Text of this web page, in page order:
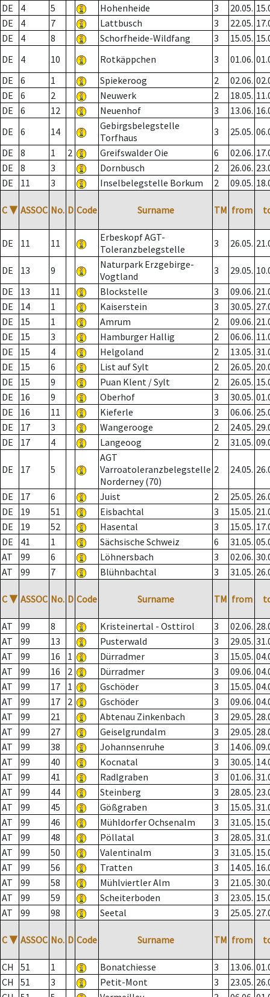
DE
4 5 Hohenheide 3 20.05.
DE
4 7 Lattbusch 3 22.05.
DE
4 8 Schorfheide-Wildfang 3 15.05.
DE
4 10 Rotkäppchen 3 01.06.
DE
6 1 Spiekeroog 2 02.06.
DE
6 2 Neuwerk 2 18.05.
DE
6 12 Neuenhof 3 13.06.
DE
6 14
Gebirgsbelegstelle
Torfhaus
3 25.05.
DE
8 1 2 Greifswalder Oie 6 02.06.
DE
8 3 Dornbusch 2 26.06.
DE
11 3 Inselbelegstelle Borkum 2 09.05.
C ▼ ASSOC No. D Code Surname TM from
DE 11 11
Erbeskopf AGT-
Toleranzbelegstelle
3 26.05.
DE 13 9
Naturpark Erzgebirge-
Vogtland
3 29.05.
DE
13 11 Blockstelle 3 09.06.
DE
14 1 Kaiserstein 3 30.05.
DE
15 1 Amrum 2 09.06.
DE
15 3 Hamburger Hallig 2 06.06.
DE
15 4 Helgoland 2 13.05.
DE
15 6 List auf Sylt 2 26.05.
DE
15 9 Puan Klent / Sylt 2 26.05.
DE
16 9 Oberhof 3 30.05.
DE
16 11 Kieferle 3 06.06.
DE
17 3 Wangerooge 2 24.05.
DE
17 4 Langeoog 2 31.05.
DE 17 5
AGT
Varroatoleranzbelegstelle
Norderney (70)
2 24.05.
DE 17 6 Juist 2 25.05.
DE
19 51 Eisbachtal 3 15.05.
DE
19 52 Hasental 3 15.05.
DE
41 1 Sächsische Schweiz 6 31.05.
AT
99 6 Löhnersbach 3 02.06.
AT
99 7 Blühnbachtal 3 31.05.
C ▼ ASSOC No. D Code Surname TM from
AT 99 8 Kristeinertal - Osttirol 3 02.06.
AT
99 13 Pusterwald 3 29.05.
AT
99 16 1 Dürradmer 3 15.05.
AT
99 16 2 Dürradmer 3 09.06.
AT
99 17 1 Gschöder 3 15.05.
AT
99 17 2 Gschöder 3 09.06.
AT
99 21 Abtenau Zinkenbach 3 29.05.
AT
99 27 Geiselgrundalm 3 29.05.
AT
99 38 Johannsenruhe 3 14.06.
AT
99 40 Kocnatal 3 30.05.
AT
99 41 Radlgraben 3 01.06.
AT
99 44 Steinberg 3 28.05.
AT
99 45 Gößgraben 3 15.05.
AT
99 46 Mühldorfer Ochsenalm 3 31.05.
AT
99 48 Pöllatal 3 28.05.
AT
99 50 Valentinalm 3 31.05.
AT
99 56 Tratten 3 14.05.
AT
99 58 Mühlviertler Alm 3 21.05.
AT
99 59 Scheiterboden 3 23.05.
AT
99 98 Seetal 3 25.05.
C ▼ ASSOC No. D Code Surname TM from
CH 51 1 Bonatchiesse 3 13.06.
CH
51 3 Petit-Mont 3 23.05.